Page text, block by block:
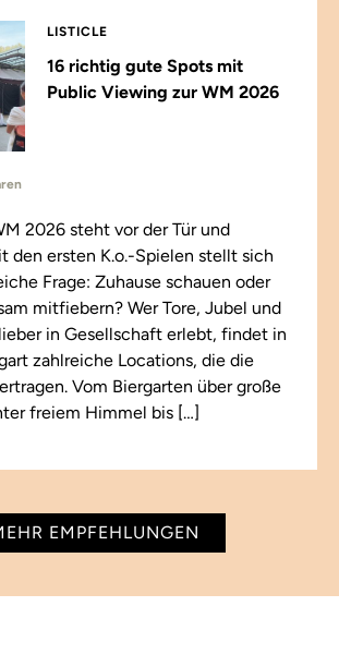
LISTICLE
16 richtig gute Spots mit
Public Viewing zur WM 2026
2026 steht vor der Tür und
den ersten K.o.-Spielen stellt sich
Frage: Zuhause schauen oder
mitfiebern? Wer Tore, Jubel und
in Gesellschaft erlebt, findet in
zahlreiche Locations, die die
Vom Biergarten über große
freiem Himmel bis […]
EMPFEHLUNGEN